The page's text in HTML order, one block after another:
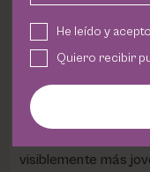
actúa
del envejecimiento
efectos y
del sérum.
Con su
visiblemente más
He leído y
Quiero recibir